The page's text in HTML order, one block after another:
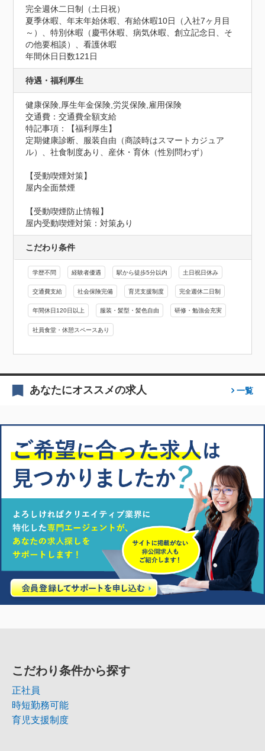
完全週休二日制（土日祝）
夏季休暇、年末年始休暇、有給休暇10日（入社7ヶ月目
～）、特別休暇（慶弔休暇、病気休暇、創立記念日、そ
の他要相談）、看護休暇
年間休日日数121日
待遇・福利厚生
健康保険,厚生年金保険,労災保険,雇用保険
交通費：交通費全額支給
特記事項：【福利厚生】
定期健康診断、服装自由（商談時はスマートカジュア
ル）、社食制度あり、産休・育休（性別問わず）
【受動喫煙対策】
屋内全面禁煙
【受動喫煙防止情報】
屋内受動喫煙対策：対策あり
こだわり条件
学歴不問 経験者優遇 駅から徒歩5分以内 土日祝日休み
交通費支給 社会保険完備 育児支援制度 完全週休二日制
年間休日120日以上 服装・髪型・髪色自由 研修・勉強会充実
社員食堂・休憩スペースあり
あなたにオススメの求人 一覧
こだわり条件から探す
正社員
時短勤務可能
育児支援制度